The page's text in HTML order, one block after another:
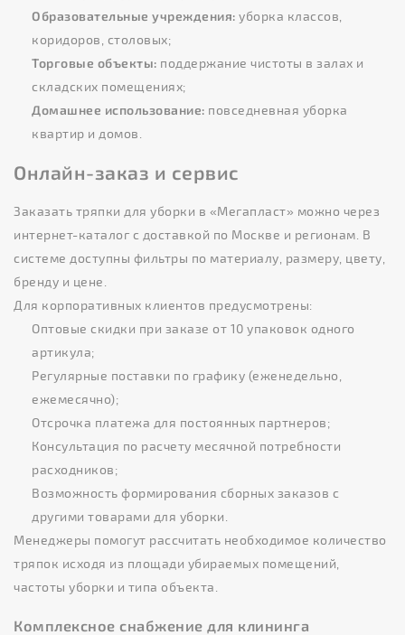
Образовательные учреждения: уборка классов,
коридоров, столовых;
Торговые объекты: поддержание чистоты в залах и
складских помещениях;
Домашнее использование: повседневная уборка
квартир и домов.
Онлайн-заказ и сервис
Заказать тряпки для уборки в «Мегапласт» можно через
интернет-каталог с доставкой по Москве и регионам. В
системе доступны фильтры по материалу, размеру, цвету,
бренду и цене.
Для корпоративных клиентов предусмотрены:
Оптовые скидки при заказе от 10 упаковок одного
артикула;
Регулярные поставки по графику (еженедельно,
ежемесячно);
Отсрочка платежа для постоянных партнеров;
Консультация по расчету месячной потребности
расходников;
Возможность формирования сборных заказов с
другими товарами для уборки.
Менеджеры помогут рассчитать необходимое количество
тряпок исходя из площади убираемых помещений,
частоты уборки и типа объекта.
Комплексное снабжение для клининга